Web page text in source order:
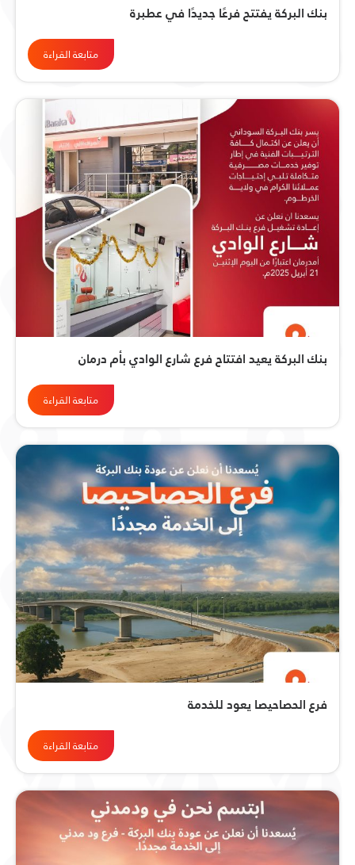
بنك البركة يفتتح فرعًا جديدًا في عطبرة
متابعة القراءة
بنك البركة يعيد افتتاح فرع شارع الوادي بأم درمان
متابعة القراءة
فرع الحصاحيصا يعود للخدمة
متابعة القراءة